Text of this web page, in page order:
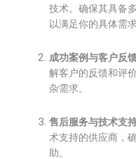
技术。确保其具备
以满足你的具体需求
成功案例与客户反
解客户的反馈和评
杂需求。
售后服务与技术支
术支持的供应商，
助。